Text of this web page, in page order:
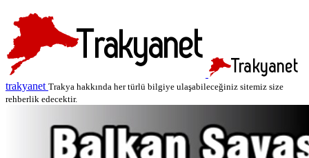
trakyanet Trakya hakkında her türlü bilgiye ulaşabileceğiniz sitemiz size
rehberlik edecektir.